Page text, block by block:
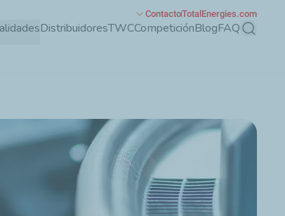
DistribuidoresTWCCompeticiónBlogFAQ Buscar
ContactoTotalEnergies.com